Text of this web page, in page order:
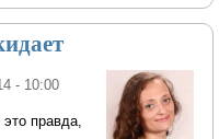
- 10:00
правда,